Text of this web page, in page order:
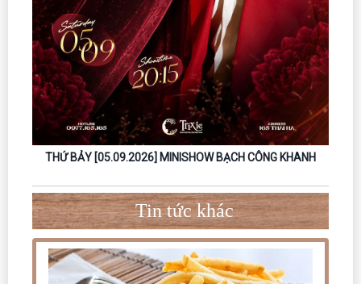
THỨ BẢY [12.09.2026] MINISHOW MINH TỐC & LAM
Tin tức khác